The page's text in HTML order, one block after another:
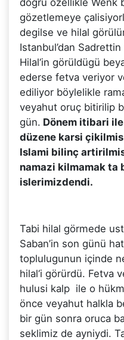
gözetlemeye
degilse ve hilal
Istanbul’dan
Hilal‘in görüldügü
ederse fetva veriyor
ediliyor böylelikle
veyahut oruç bitirilip
gün. Dönem itibari
düzene karsi
Islami bilinç
namazi kilmamak ta
islerimizdendi.
Tabi hilal görmede
Saban’in son günü
toplulugunun içinde
hilal‘i görürdü. Fetva
hulusi kalp ile o
önce veyahut halkla
bir gün sonra oruca
seklimiz de ayniydi.